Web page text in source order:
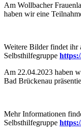
Am Wollbacher
haben wir eine
Weitere Bilder findet ihr
Selbsthilfegruppe
Am 22.04.2023 haben
Bad Brückenau
Mehr Informationen
Selbsthilfegruppe